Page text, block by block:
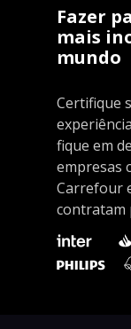
Fazer
mais
mundo
Certifique
fique em
empresas
Carrefour
contratam